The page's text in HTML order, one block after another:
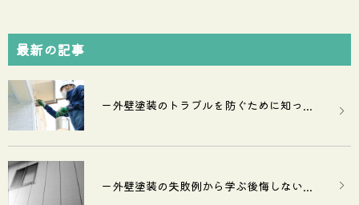
最新の記事
ー外壁塗装のトラブルを防ぐために知っ...
ー外壁塗装の失敗例から学ぶ後悔しない...